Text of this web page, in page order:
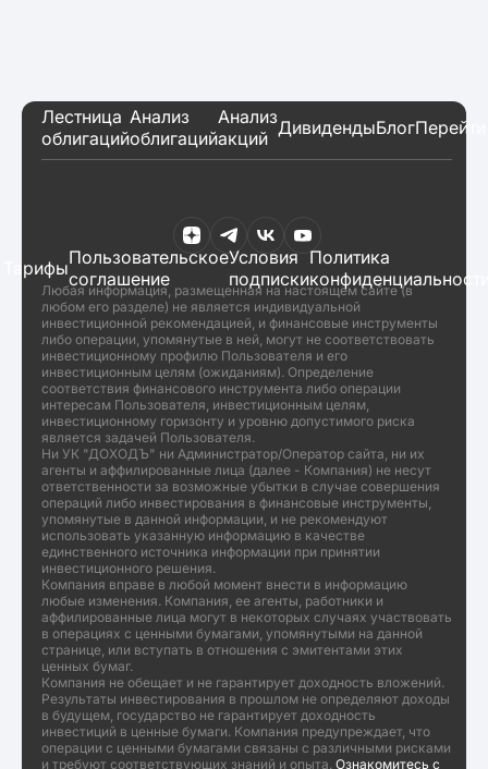
Лестница
облигаций
Анализ
облигаций
Анализ
акций ДивидендыБлог
ТарифыПользовательское
соглашение
Условия
подписки
Политика
Любая информация, размещенная на настоящем сайте (в
любом его разделе) не является индивидуальной
инвестиционной рекомендацией, и финансовые инструменты
либо операции, упомянутые в ней, могут не соответствовать
инвестиционному профилю Пользователя и его
инвестиционным целям (ожиданиям). Определение
соответствия финансового инструмента либо операции
интересам Пользователя, инвестиционным целям,
инвестиционному горизонту и уровню допустимого риска
является задачей Пользователя.
Ни УК "ДОХОДЪ" ни Администратор/Оператор сайта, ни их
агенты и аффилированные лица (далее - Компания) не несут
ответственности за возможные убытки в случае совершения
операций либо инвестирования в финансовые инструменты,
упомянутые в данной информации, и не рекомендуют
использовать указанную информацию в качестве
единственного источника информации при принятии
инвестиционного решения.
Компания вправе в любой момент внести в информацию
любые изменения. Компания, ее агенты, работники и
аффилированные лица могут в некоторых случаях участвовать
в операциях с ценными бумагами, упомянутыми на данной
странице, или вступать в отношения с эмитентами этих
ценных бумаг.
Компания не обещает и не гарантирует доходность вложений.
Результаты инвестирования в прошлом не определяют доходы
в будущем, государство не гарантирует доходность
инвестиций в ценные бумаги. Компания предупреждает, что
операции с ценными бумагами связаны с различными рисками
и требуют соответствующих знаний и опыта. Ознакомитесь с